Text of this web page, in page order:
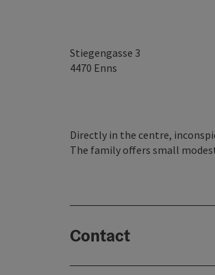
Stiegengasse 3
4470 Enns
Directly in the centre,
The family offers small
Contact